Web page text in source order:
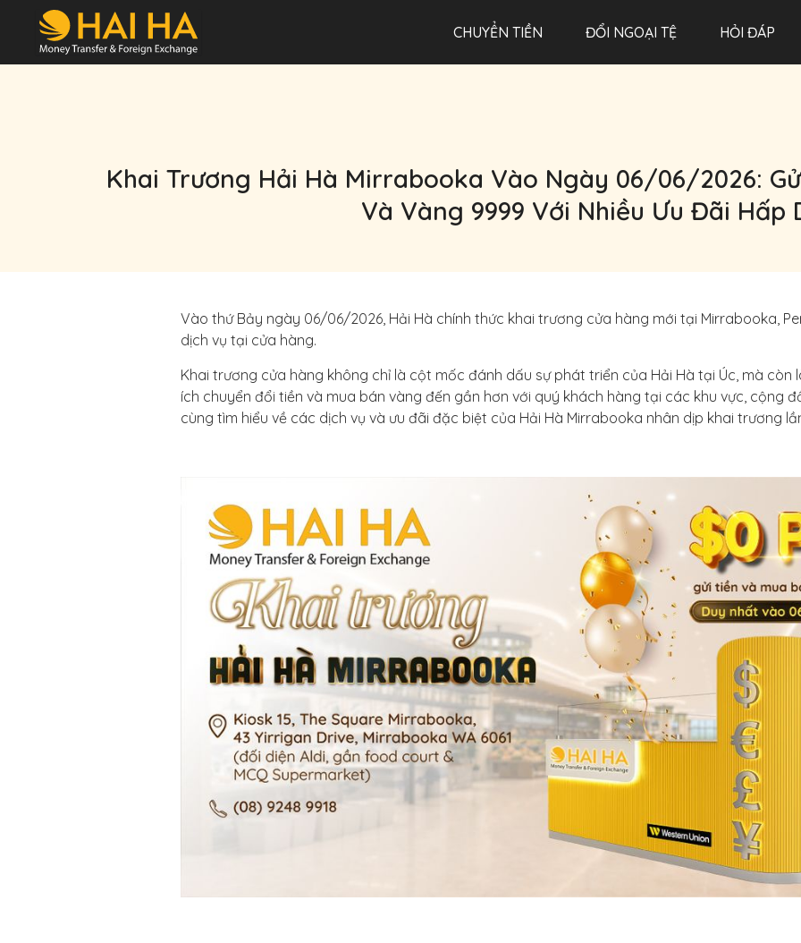
CHUYỂN TIỀN ĐỔI NGOẠI TỆ HỎI ĐÁP
Khai Trương Hải Hà Mirrabooka Vào Ngày 06/06/2026:
Và Vàng 9999 Với Nhiều Ưu Đãi Hấp
Vào thứ Bảy ngày 06/06/2026, Hải Hà chính thức khai trương cửa hàng mới tại Mirrabooka,
dịch vụ tại cửa hàng.
Khai trương cửa hàng không chỉ là cột mốc đánh dấu sự phát triển của Hải Hà tại Úc, mà còn
ích chuyển đổi tiền và mua bán vàng đến gần hơn với quý khách hàng tại các khu vực, cộng
cùng tìm hiểu về các dịch vụ và ưu đãi đặc biệt của Hải Hà Mirrabooka nhân dịp khai trương